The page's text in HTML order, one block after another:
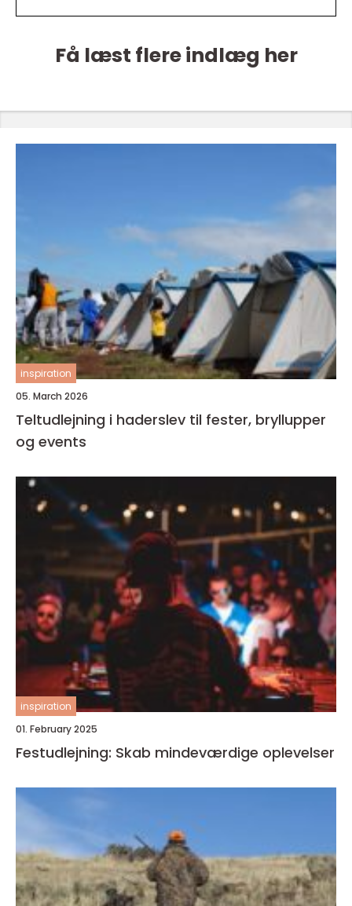
Få læst flere indlæg her
inspiration
05. March 2026
Teltudlejning i haderslev til fester, bryllupper
og events
inspiration
01. February 2025
Festudlejning: Skab mindeværdige oplevelser